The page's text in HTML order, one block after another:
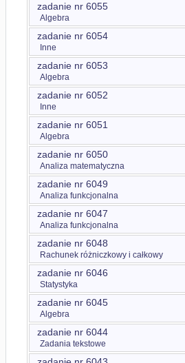
zadanie nr 6055
Algebra
zadanie nr 6054
Inne
zadanie nr 6053
Algebra
zadanie nr 6052
Inne
zadanie nr 6051
Algebra
zadanie nr 6050
Analiza matematyczna
zadanie nr 6049
Analiza funkcjonalna
zadanie nr 6047
Analiza funkcjonalna
zadanie nr 6048
Rachunek różniczkowy i całkowy
zadanie nr 6046
Statystyka
zadanie nr 6045
Algebra
zadanie nr 6044
Zadania tekstowe